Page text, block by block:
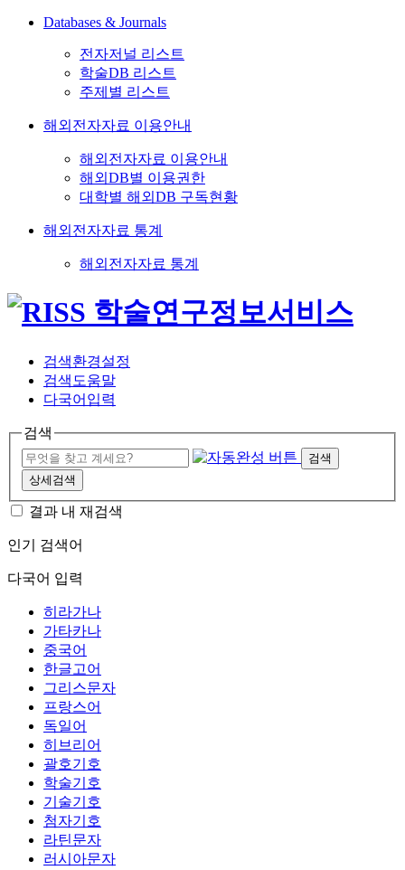
Databases & Journals
전자저널 리스트
학술DB 리스트
주제별 리스트
해외전자자료 이용안내
해외전자자료 이용안내
해외DB별 이용권한
대학별 해외DB 구독현황
해외전자자료 통계
해외전자자료 통계
검색환경설정
검색도움말
다국어입력
검색
검색
상세검색
결과 내 재검색
인기 검색어
다국어 입력
히라가나
가타카나
중국어
한글고어
그리스문자
프랑스어
독일어
히브리어
괄호기호
학술기호
기술기호
첨자기호
라틴문자
러시아문자